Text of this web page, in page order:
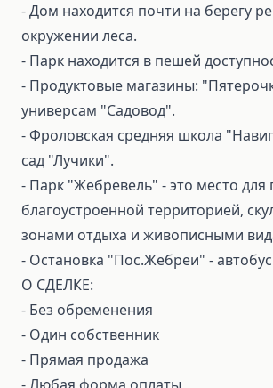
- Дом находится почти на берегу
окружении леса.
- Парк находится в пешей
- Продуктовые магазины:
универсам "Садовод".
- Фроловская средняя школа
сад "Лучики".
- Парк "Жебревель" - это место для
благоустроенной территорией,
зонами отдыха и живописными
- Остановка "Пос.Жебреи" -
О СДЕЛКЕ:
⁃ Без обременения
⁃ Один собственник
⁃ Прямая продажа